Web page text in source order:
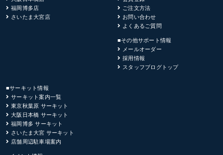
福岡博多店
さいたま大宮店
ご注文方法
お問い合わせ
よくあるご質問
■その他サポート情報
メールオーダー
採用情報
スタッフブログトップ
■サーキット情報
サーキット案内一覧
東京秋葉原 サーキット
大阪日本橋 サーキット
福岡博多 サーキット
さいたま大宮 サーキット
店舗周辺駐車場案内